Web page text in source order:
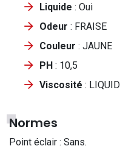
Liquide : Oui
Odeur : FRAISE
Couleur : JAUNE
PH : 10,5
Viscosité :
Normes
Point éclair : Sans.